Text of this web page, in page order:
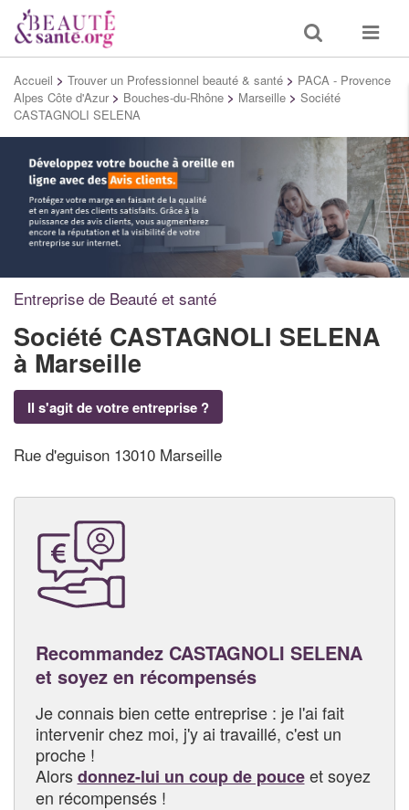
Toggle
search
Toggle
Accueil > Trouver un Professionnel beauté & santé > PACA - Provence
Alpes Côte d'Azur > Bouches-du-Rhône > Marseille > Société
CASTAGNOLI SELENA
Entreprise de Beauté et santé
Société CASTAGNOLI SELENA
à Marseille
Il s'agit de votre entreprise ?
Rue d'eguison 13010 Marseille
Recommandez CASTAGNOLI SELENA
et soyez en récompensés
Je connais bien cette entreprise : je l'ai fait
intervenir chez moi, j'y ai travaillé, c'est un
proche !
Alorsdonnez-lui un coup de pouceet soyez
en récompensés !